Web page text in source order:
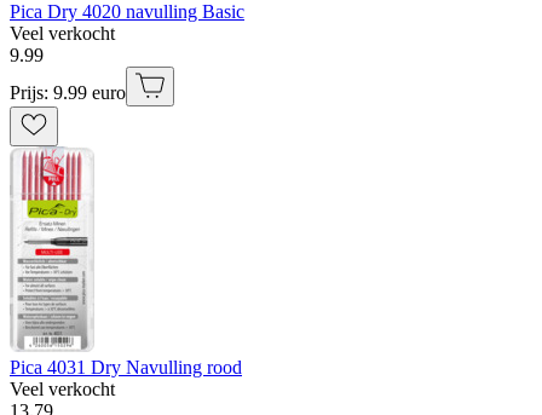
Pica Dry 4020 navulling Basic
Veel verkocht
9.99
Prijs: 9.99 euro
Pica 4031 Dry Navulling rood
Veel verkocht
13.79